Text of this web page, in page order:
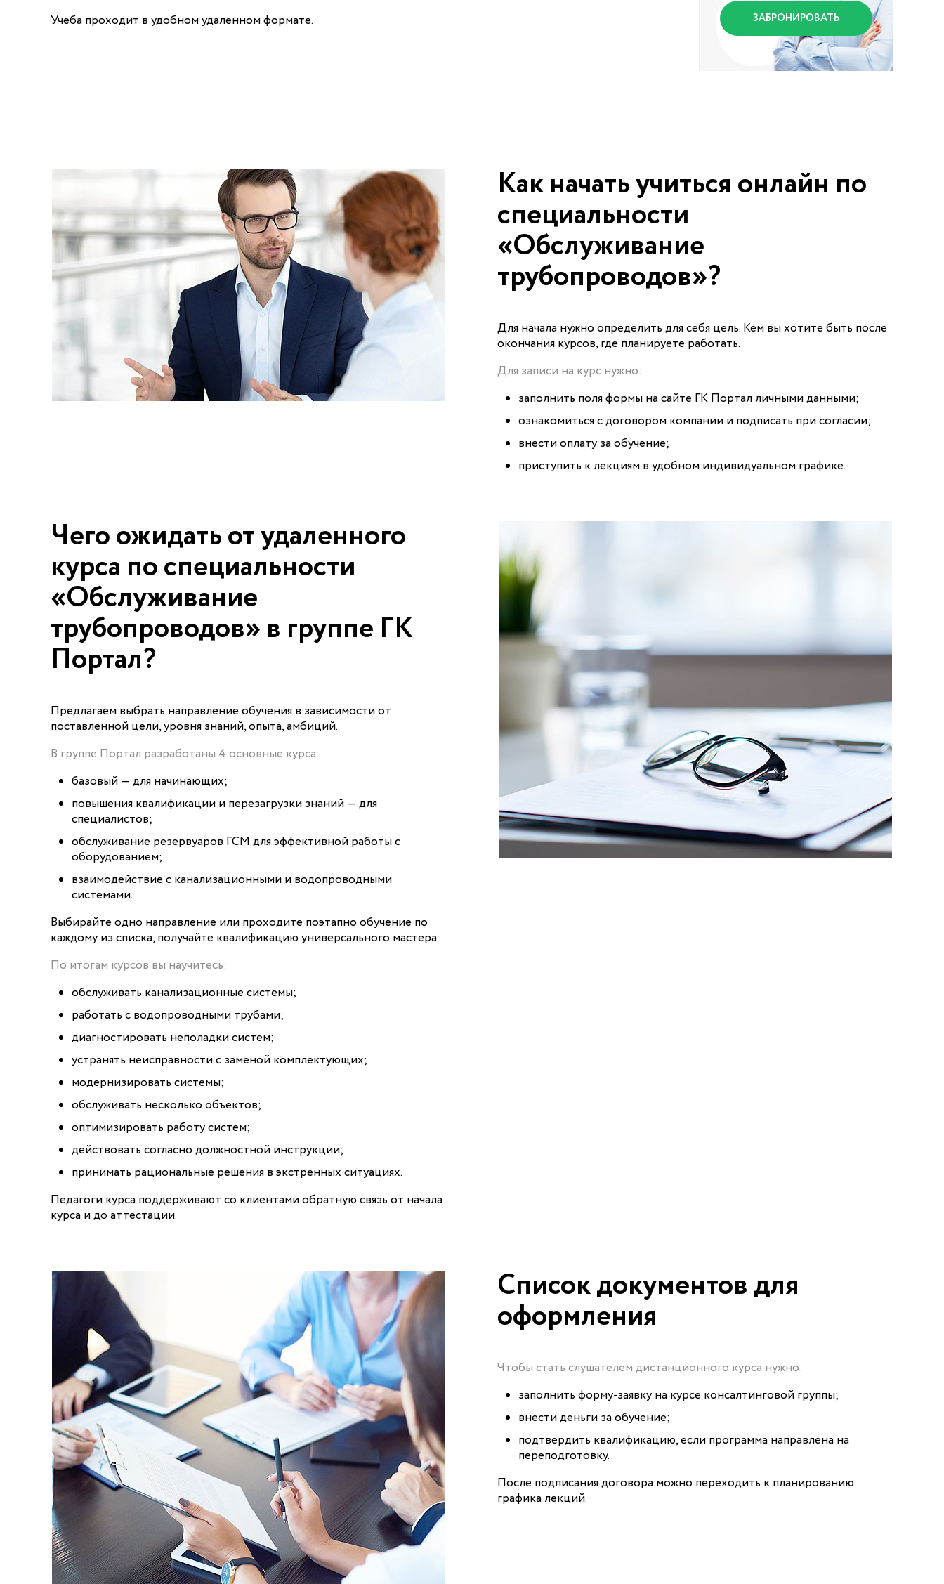
Учеба проходит в удобном удаленном формате. ЗАБРОНИРОВАТЬ
Как начать учиться онлайн по
специальности
«Обслуживание
трубопроводов»?
Для начала нужно определить для себя цель. Кем вы хотите быть после
окончания курсов, где планируете работать.
Для записи на курс нужно:
заполнить поля формы на сайте ГК Портал личными данными;
ознакомиться с договором компании и подписать при согласии;
внести оплату за обучение;
приступить к лекциям в удобном индивидуальном графике.
Чего ожидать от удаленного
курса по специальности
«Обслуживание
трубопроводов» в группе ГК
Портал?
Предлагаем выбрать направление обучения в зависимости от
поставленной цели, уровня знаний, опыта, амбиций.
В группе Портал разработаны 4 основные курса:
базовый — для начинающих;
повышения квалификации и перезагрузки знаний — для
специалистов;
обслуживание резервуаров ГСМ для эффективной работы с
оборудованием;
взаимодействие с канализационными и водопроводными
системами.
Выбирайте одно направление или проходите поэтапно обучение по
каждому из списка, получайте квалификацию универсального мастера.
По итогам курсов вы научитесь:
обслуживать канализационные системы;
работать с водопроводными трубами;
диагностировать неполадки систем;
устранять неисправности с заменой комплектующих;
модернизировать системы;
обслуживать несколько объектов;
оптимизировать работу систем;
действовать согласно должностной инструкции;
принимать рациональные решения в экстренных ситуациях.
Педагоги курса поддерживают со клиентами обратную связь от начала
курса и до аттестации.
Список документов для
оформления
Чтобы стать слушателем дистанционного курса нужно:
заполнить форму-заявку на курсе консалтинговой группы;
внести деньги за обучение;
подтвердить квалификацию, если программа направлена на
переподготовку.
После подписания договора можно переходить к планированию
графика лекций.